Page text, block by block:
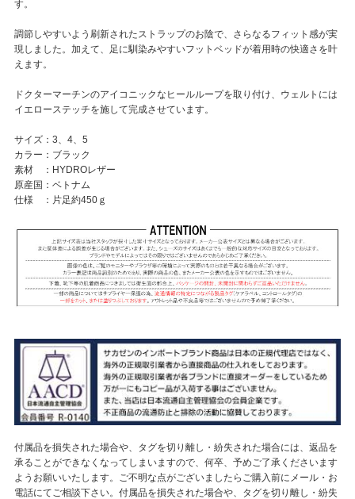
す。
調節しやすいよう刷新されたストラップのお陰で、さらなるフィット感が実
現しました。加えて、足に馴染みやすいフットベッドが着用時の快適さを叶
えます。
ドクターマーチンのアイコニックなヒールループを取り付け、ウェルトには
イエローステッチを施して完成させています。
サイズ：3、4、5
カラー：ブラック
素材 ：HYDROレザー
原産国：ベトナム
仕様 ：片足約450ｇ
付属品を損失された場合や、タグを切り離し・紛失された場合には、返品を
承ることができなくなってしまいますので、何卒、予めご了承くださいます
ようお願いいたします。ご不明な点がございましたらご購入前にメール・お
電話にてご相談下さい。付属品を損失された場合や、タグを切り離し・紛失